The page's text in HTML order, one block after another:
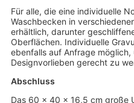
Für alle, die eine individuelle
Waschbecken in
erhältlich, darunter
Oberflächen. Individuelle
ebenfalls auf Anfrage möglich,
Designvorlieben gerecht zu
Abschluss
Das 60 x 40 x 16,5 cm große